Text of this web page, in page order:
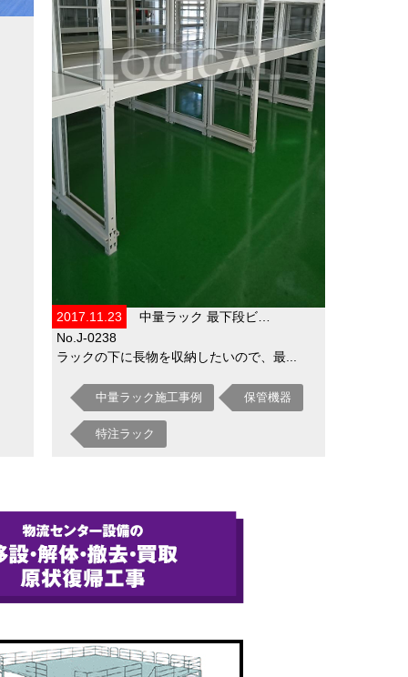
2017.11.23
中量ラック 最下段ビ…
No.J-0238
ラックの下に長物を収納したいので、最...
中量ラック施工事例 保管機器
特注ラック